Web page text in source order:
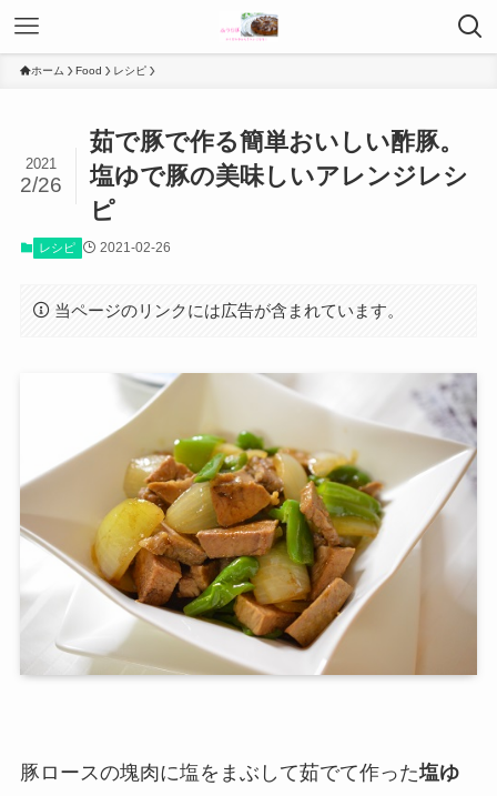
ホーム Food レシピ
茹で豚で作る簡単おいしい酢豚。
塩ゆで豚の美味しいアレンジレシ
ピ
2021
2/26
レシピ 2021-02-26
当ページのリンクには広告が含まれています。
豚ロースの塊肉に塩をまぶして茹でて作った塩ゆ